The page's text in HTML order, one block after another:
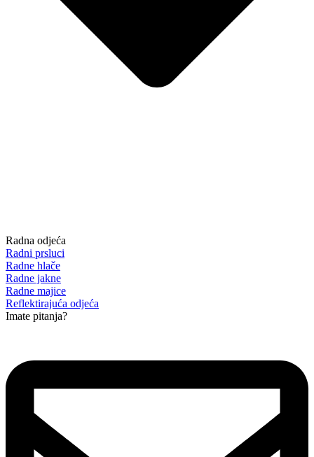
Radna odjeća
Radni prsluci
Radne hlače
Radne jakne
Radne majice
Reflektirajuća odjeća
Imate pitanja?